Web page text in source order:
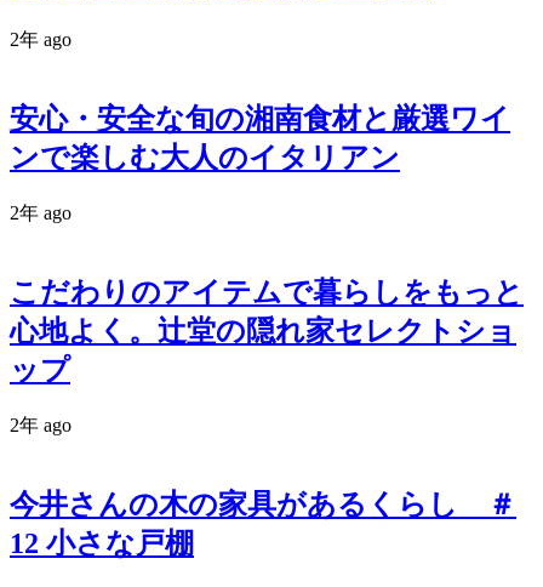
2年 ago
安心・安全な旬の湘南食材と厳選ワイ
ンで楽しむ大人のイタリアン
2年 ago
こだわりのアイテムで暮らしをもっと
心地よく。辻堂の隠れ家セレクトショ
ップ
2年 ago
今井さんの木の家具があるくらし ＃
12 小さな戸棚